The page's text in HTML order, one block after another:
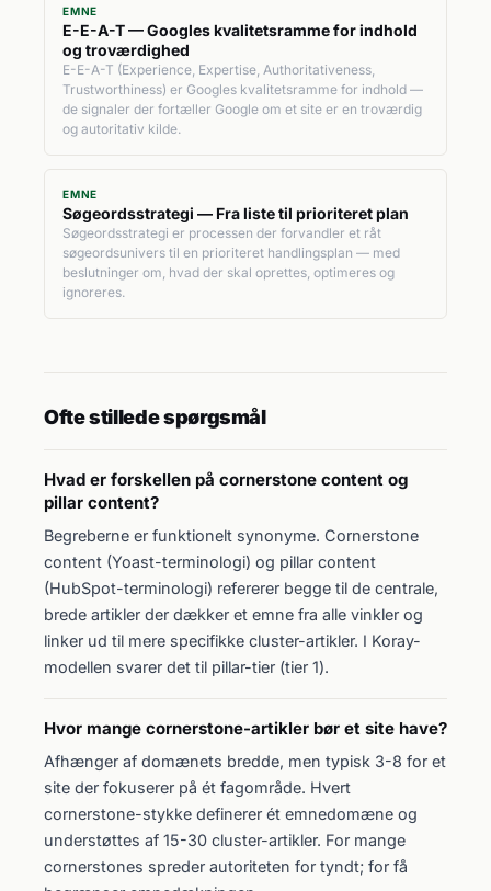
EMNE
E-E-A-T — Googles kvalitetsramme for indhold
og troværdighed
E-E-A-T (Experience, Expertise, Authoritativeness,
Trustworthiness) er Googles kvalitetsramme for indhold —
de signaler der fortæller Google om et site er en troværdig
og autoritativ kilde.
EMNE
Søgeordsstrategi — Fra liste til prioriteret plan
Søgeordsstrategi er processen der forvandler et råt
søgeordsunivers til en prioriteret handlingsplan — med
beslutninger om, hvad der skal oprettes, optimeres og
ignoreres.
Ofte stillede spørgsmål
Hvad er forskellen på cornerstone content og
pillar content?
Begreberne er funktionelt synonyme. Cornerstone
content (Yoast-terminologi) og pillar content
(HubSpot-terminologi) refererer begge til de centrale,
brede artikler der dækker et emne fra alle vinkler og
linker ud til mere specifikke cluster-artikler. I Koray-
modellen svarer det til pillar-tier (tier 1).
Hvor mange cornerstone-artikler bør et site have?
Afhænger af domænets bredde, men typisk 3-8 for et
site der fokuserer på ét fagområde. Hvert
cornerstone-stykke definerer ét emnedomæne og
understøttes af 15-30 cluster-artikler. For mange
cornerstones spreder autoriteten for tyndt; for få